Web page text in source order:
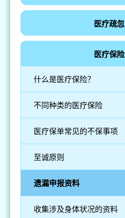
医疗疏忽
医疗保险
收集涉及身体状况的资料
遗漏申报资料
至诚原则
医疗保单常见的不保事项
不同种类的医疗保险
什么是医疗保险？